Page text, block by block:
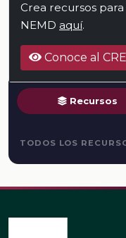
Crea recursos
NEMD aquí.
Conoce al
Recursos
TODOS LOS